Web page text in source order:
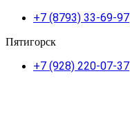
+7 (8793) 33-69-97
Пятигорск
+7 (928) 220-07-37